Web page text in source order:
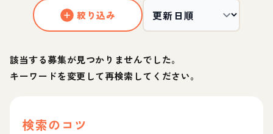
絞り込み
該当する募集が見つかりませんでした。
キーワードを変更して再検索してください。
検索のコツ